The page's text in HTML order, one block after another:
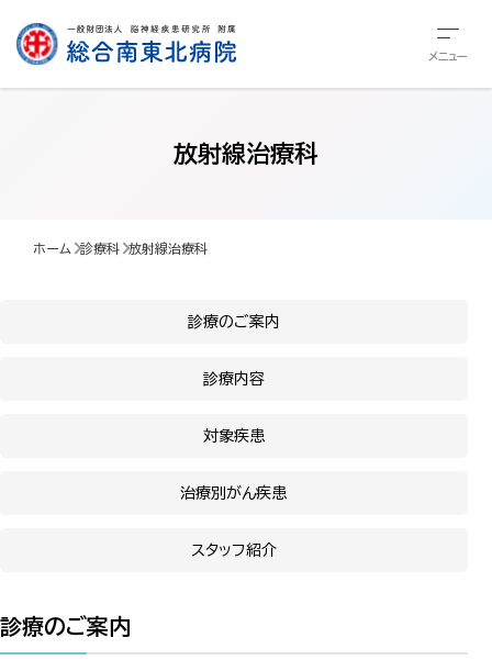
メニュー
放射線治療科
ホーム 診療科 放射線治療科
診療のご案内
診療内容
対象疾患
治療別がん疾患
スタッフ紹介
診療のご案内